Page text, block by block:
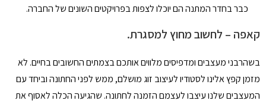
כבר בחדר המתנה הם יוכלו לצפות בפרויקטים השונים של החברה.
קאפה – לחשוב מחוץ למסגרת.
בשהרבני מעצבים ומדפיסים מלווים אותכם בצמתים החשובים בחיים. לא
מזמן קפץ אלינו לסטודיו לעיצוב זוג מושלם, ממש לפני החתונה וביחד עם
המעצבים שלנו עיצבו לעצמם הזמנה לחתונה. שהגיעה הכלה לאסוף את